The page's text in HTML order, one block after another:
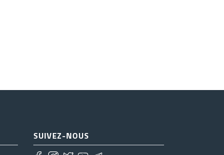
SUIVEZ-NOUS